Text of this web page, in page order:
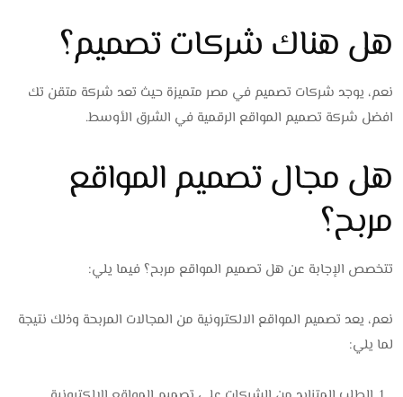
هل هناك شركات تصميم؟
نعم، يوجد شركات تصميم في مصر متميزة حيث تعد شركة متقن تك
افضل شركة تصميم المواقع الرقمية في الشرق الأوسط.
هل مجال تصميم المواقع
مربح؟
تتخصص الإجابة عن هل تصميم المواقع مربح؟ فيما يلي:
نعم، يعد تصميم المواقع الالكترونية من المجالات المربحة وذلك نتيجة
لما يلي: